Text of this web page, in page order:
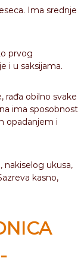
Ima srednje
prvog
i u saksijama.
rađa obilno svake
ima sposobnost
opadanjem i
nakiselog ukusa,
kasno,